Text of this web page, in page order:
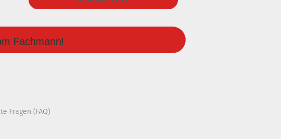
Fachmann!
Fragen (FAQ)